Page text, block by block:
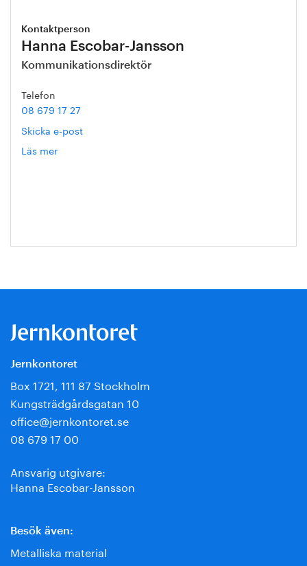
Kontaktperson
Hanna Escobar-Jansson
Kommunikationsdirektör
Telefon
08 679 17 27
Skicka e-post
Läs mer
Jernkontoret
Box 1721, 111 87 Stockholm
Kungsträdgårdsgatan 10
office@jernkontoret.se
08 679 17 00
Ansvarig utgivare:
Hanna Escobar-Jansson
Besök även:
Metalliska material